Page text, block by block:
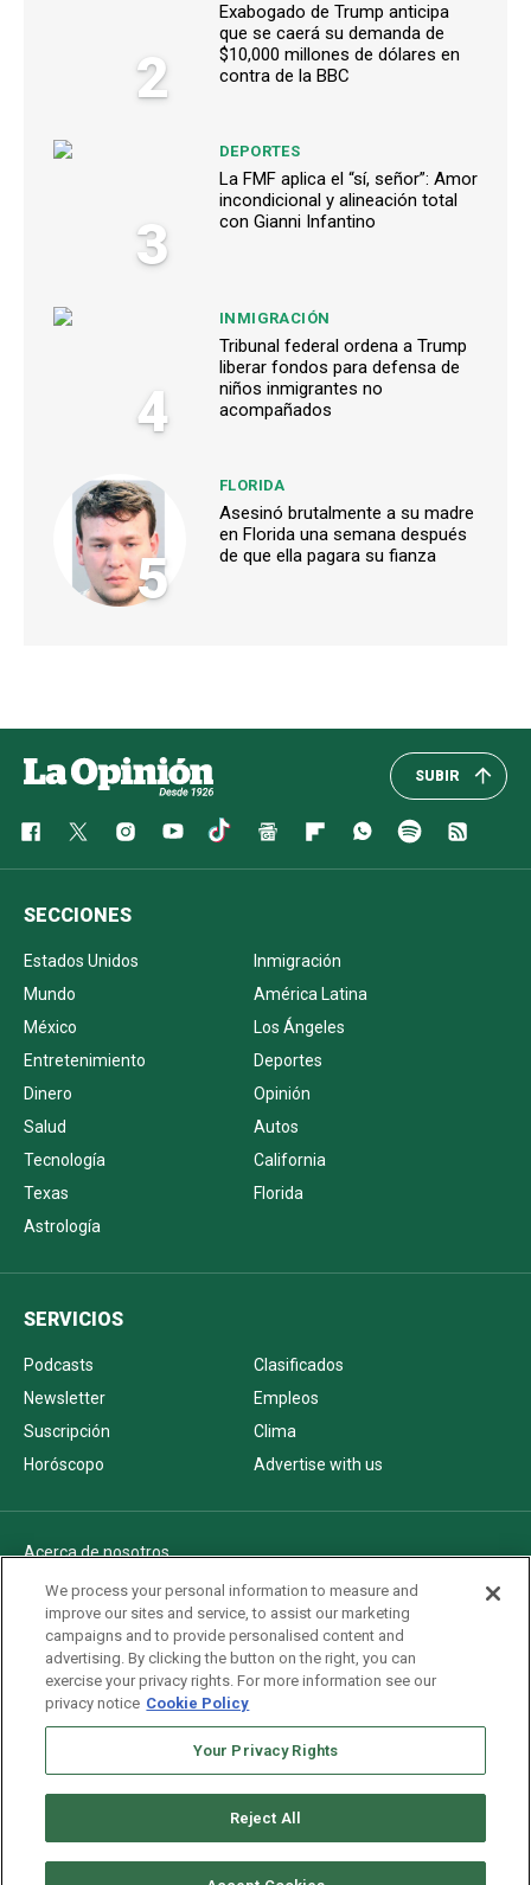
2
Exabogado de Trump anticipa
que se caerá su demanda de
$10,000 millones de dólares en
contra de la BBC
3
DEPORTES
La FMF aplica el “sí, señor”: Amor
incondicional y alineación total
con Gianni Infantino
4
INMIGRACIÓN
Tribunal federal ordena a Trump
liberar fondos para defensa de
niños inmigrantes no
acompañados
5
FLORIDA
Asesinó brutalmente a su madre
en Florida una semana después
de que ella pagara su fianza
SUBIR
SECCIONES
Estados Unidos
Inmigración
Mundo
América Latina
México
Los Ángeles
Entretenimiento
Deportes
Dinero
Opinión
Salud
Autos
Tecnología
California
Texas
Florida
Astrología
SERVICIOS
Podcasts
Clasificados
Newsletter
Empleos
Suscripción
Clima
Horóscopo
Advertise with us
Acerca de nosotros
Politica de privacidad
Pautas Editoriales
AdChoices
Advertise with us
Newsletters
We process your personal information to measure and
improve our sites and service, to assist our marketing
campaigns and to provide personalised content and
advertising. By clicking the button on the right, you can
exercise your privacy rights. For more information see our
privacy notice Cookie Policy
Your Privacy Rights
Reject All